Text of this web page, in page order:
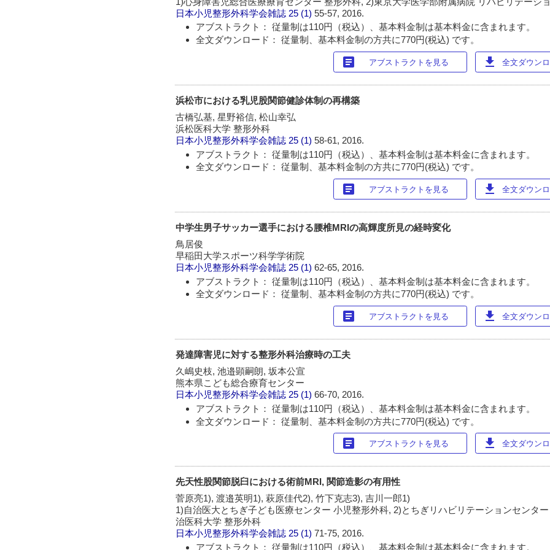
日本小児整形外科学会雑誌 25 (1)55-57, 2016.
アブストラクト： 従量制は110円（税込）、基本料金制は基本料金に含まれます。
全文ダウンロード： 従量制、基本料金制の方共に770円(税込) です。
article アブストラクトを見る download 全文ダウン
浜松市における乳児股関節健診体制の再構築
古橋弘基, 星野裕信, 松山幸弘
浜松医科大学 整形外科
日本小児整形外科学会雑誌 25 (1)58-61, 2016.
アブストラクト： 従量制は110円（税込）、基本料金制は基本料金に含まれます。
全文ダウンロード： 従量制、基本料金制の方共に770円(税込) です。
article アブストラクトを見る download 全文ダウン
中学生男子サッカー選手における腰椎MRIの高輝度所見の経時変化
鳥居俊
早稲田大学スポーツ科学学術院
日本小児整形外科学会雑誌 25 (1)62-65, 2016.
アブストラクト： 従量制は110円（税込）、基本料金制は基本料金に含まれます。
全文ダウンロード： 従量制、基本料金制の方共に770円(税込) です。
article アブストラクトを見る download 全文ダウン
発達障害児に対する整形外科治療時の工夫
久嶋史枝, 池邉顕嗣朗, 坂本公宣
熊本県こども総合療育センター
日本小児整形外科学会雑誌 25 (1)66-70, 2016.
アブストラクト： 従量制は110円（税込）、基本料金制は基本料金に含まれます。
全文ダウンロード： 従量制、基本料金制の方共に770円(税込) です。
article アブストラクトを見る download 全文ダウン
先天性股関節脱臼における術前MRI, 関節造影の有用性
菅原亮1), 渡邉英明1), 萩原佳代2), 竹下克志3), 吉川一郎1)
1)自治医大とちぎ子ども医療センター 小児整形外科, 2)とちぎリハビリテーションセンタ
治医科大学 整形外科
日本小児整形外科学会雑誌 25 (1)71-75, 2016.
アブストラクト： 従量制は110円（税込）、基本料金制は基本料金に含まれます。